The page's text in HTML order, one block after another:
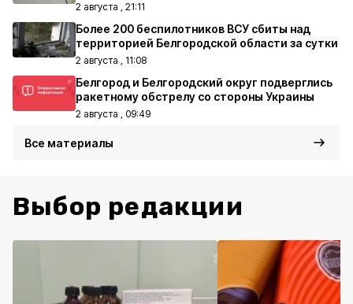
2 августа , 21:11
Более 200 беспилотников ВСУ сбиты над
территорией Белгородской области за сутки
2 августа , 11:08
Белгород и Белгородский округ подверглись
ракетному обстрелу со стороны Украины
2 августа , 09:49
Все материалы
Выбор редакции